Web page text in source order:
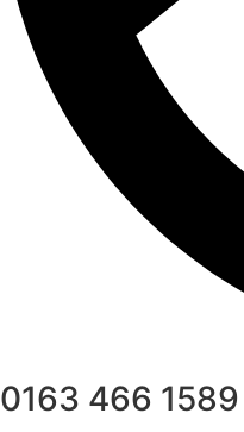
0163 466 1589